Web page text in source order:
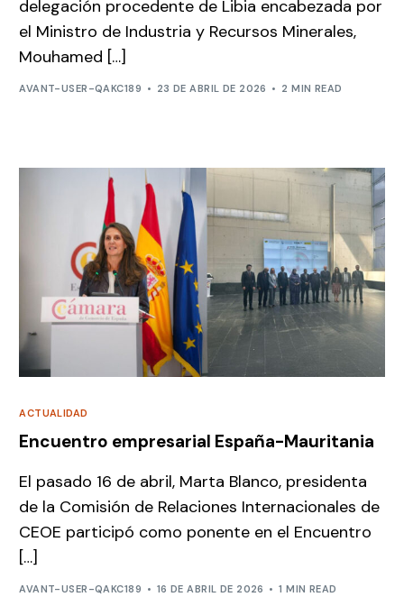
delegación procedente de Libia encabezada por
el Ministro de Industria y Recursos Minerales,
Mouhamed […]
AVANT-USER-QAKC189 23 DE ABRIL DE 2026 2 MIN READ
ACTUALIDAD
Encuentro empresarial España-Mauritania
El pasado 16 de abril, Marta Blanco, presidenta
de la Comisión de Relaciones Internacionales de
CEOE participó como ponente en el Encuentro
[…]
AVANT-USER-QAKC189 16 DE ABRIL DE 2026 1 MIN READ